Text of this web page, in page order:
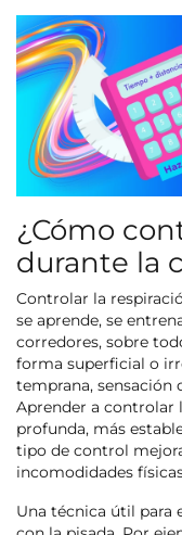
¿Cómo
durante la
Controlar la
se aprende, se
corredores, sobre
forma superficial o
temprana, sensación
Aprender a controlar
profunda, más
tipo de control
incomodidades
Una técnica útil para